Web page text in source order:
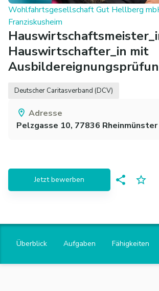
Wohlfahrtsgesellschaft Gut Hellberg
Franziskusheim
Hauswirtschafter_in mit
Deutscher Caritasverband (DCV)
Adresse
Pelzgasse 10, 77836 Rheinmünster
Jetzt bewerben
Überblick Aufgaben Fähigkeiten